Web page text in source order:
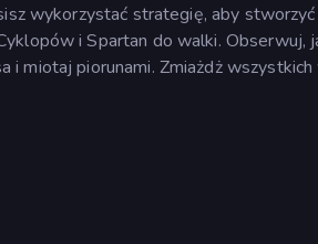
wykorzystać strategię, aby
i Spartan do walki. Obserwuj,
miotaj piorunami. Zmiażdż